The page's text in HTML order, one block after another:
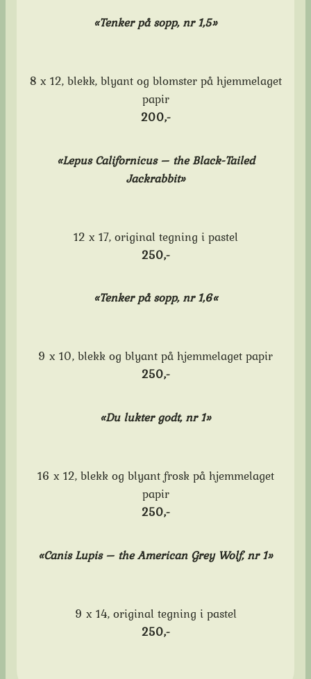
«Tenker på sopp, nr 1,5»
8 x 12, blekk, blyant og blomster på hjemmelaget
papir
200,-
«Lepus Californicus – the Black-Tailed
Jackrabbit»
12 x 17, original tegning i pastel
250,-
«Tenker på sopp, nr 1,6«
9 x 10, blekk og blyant på hjemmelaget papir
250,-
«Du lukter godt, nr 1»
16 x 12, blekk og blyant frosk på hjemmelaget
papir
250,-
«Canis Lupis – the American Grey Wolf, nr 1»
9 x 14, original tegning i pastel
250,-